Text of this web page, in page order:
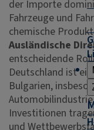
der Importe
Fahrzeuge und
chemische
Ausländische
entscheidende
Deutschland ist
Bulgarien,
Investitionen
und